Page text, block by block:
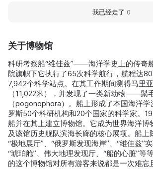
关于博物馆
科研考察船“维佳兹”——海洋学史上的传奇
院旗帜下它执行了65次科学航行，航程达
7,942个科学站点。在其工作期间测得马里
（11,022米），并发现了一类新动物——鬃
（pogonophora）。船上形成了本国海洋
罗斯50个科研机构和20个国家的科学家。
船并在其上建立博物馆。它成为世界海洋博
及该馆历史舰队滨海长廊的核心展项。船上
“极地展厅”、“俄罗斯发现海岸”、“维佳兹”
“琥珀舱”、伟大地理发现厅、“船的心脏”等
的这个博物馆对所有游客来说都是一次难忘
我已经走了 0